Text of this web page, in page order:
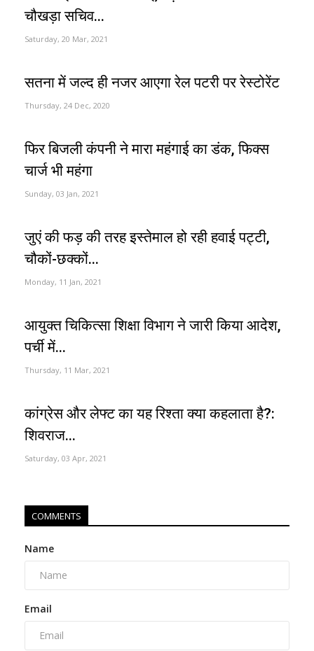
चौखड़ा सचिव...
Saturday, 20 Mar, 2021
सतना में जल्द ही नजर आएगा रेल पटरी पर रेस्टोरेंट
Thursday, 24 Dec, 2020
फिर बिजली कंपनी ने मारा महंगाई का डंक, फिक्स
चार्ज भी महंगा
Sunday, 03 Jan, 2021
जुएं की फड़ की तरह इस्तेमाल हो रही हवाई पट्टी,
चौकों-छक्कों...
Monday, 11 Jan, 2021
आयुक्त चिकित्सा शिक्षा विभाग ने जारी किया आदेश,
पर्ची में...
Thursday, 11 Mar, 2021
कांग्रेस और लेफ्ट का यह रिश्ता क्या कहलाता है?:
शिवराज...
Saturday, 03 Apr, 2021
COMMENTS
Name
Email